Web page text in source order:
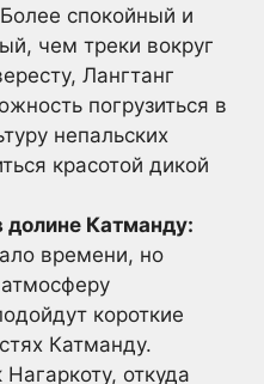
Более спокойный и
чем треки вокруг
Лангтанг
погрузиться в
непальских
красотой дикой
долине Катманду:
времени, но
короткие
Катманду.
откуда